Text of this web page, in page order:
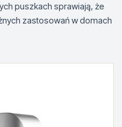
puszkach sprawiają, że
zastosowań w domach